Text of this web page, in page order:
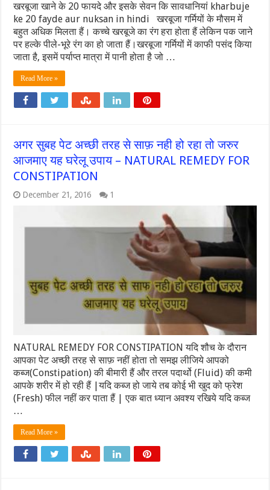
खरबूजा खाने के 20 फायदे और इसके सेवन कि सावधानियां kharbuje
ke 20 fayde aur nuksan in hindi खरबूजा गर्मियों के मौसम में
बहुत अधिक मिलता हैं। कच्चे खरबूजे का रंग हरा होता हैं लेकिन पक जाने
पर हल्के पीले-भूरे रंग का हो जाता हैं।खरबूजा गर्मियों में काफी पसंद किया
जाता है, इसमें पर्याप्‍त मात्रा में पानी होता है जो …
Read More »
अगर सुबह पेट अच्छी तरह से साफ़ नही हो रहा तो जरुर
आजमाए यह घरेलू उपाय – NATURAL REMEDY FOR
CONSTIPATION
December 21, 2016 1
NATURAL REMEDY FOR CONSTIPATION यदि शौच के दौरान
आपका पेट अच्छी तरह से साफ़ नहीं होता तो समझ लीजिये आपको
कब्ज(Constipation) की बीमारी हैं और तरल पदार्थो (Fluid) की कमी
आपके शरीर में हो रही हैं |यदि कब्ज हो जाये तब कोई भी खुद को फ्रेश
(Fresh) फील नहीं कर पाता हैं | एक बात ध्यान अवश्य रखिये यदि कब्ज
…
Read More »